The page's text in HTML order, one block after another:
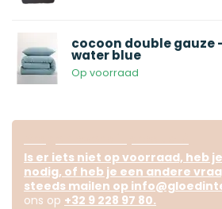
cocoon double gauze
water blue
Op voorraad
Is er iets niet op voorraad, heb
nodig, of heb je een andere
steeds mailen op
ons op +32 9 228 97 80.